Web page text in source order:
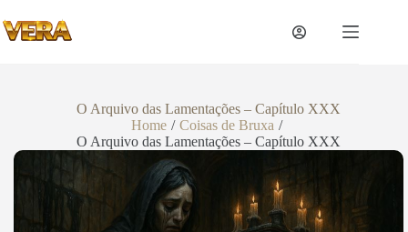
O Arquivo das Lamentações – Capítulo XXX
Home / Coisas de Bruxa /
O Arquivo das Lamentações – Capítulo XXX